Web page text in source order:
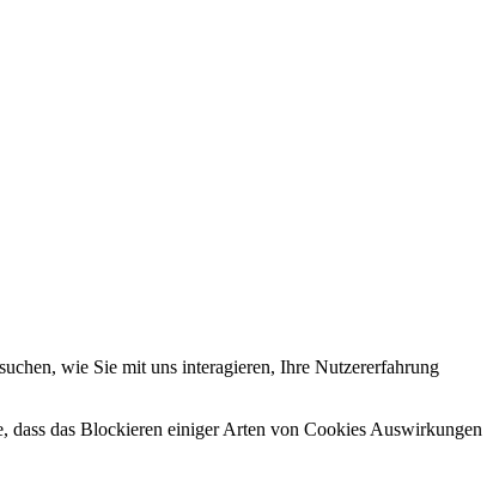
wie Sie mit uns interagieren, Ihre Nutzererfahrung
dass das Blockieren einiger Arten von Cookies Auswirkungen